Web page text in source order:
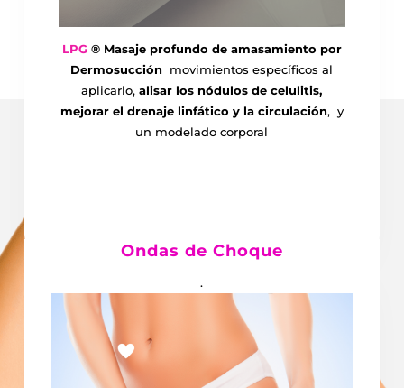
LPG® Masaje profundo de amasamiento por
Dermosucción movimientos específicos al
aplicarlo,alisar los nódulos de celulitis,
mejorar el drenaje linfático y la circulación, y
un modelado corporal
Ondas de Choque
.